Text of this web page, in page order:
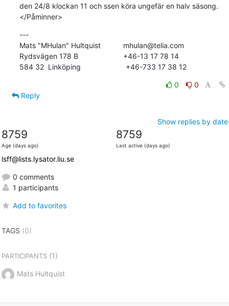
den 24/8 klockan 11 och ssen köra ungefär en halv säsong.
</Påminner>
---
Mats "MHulan" Hultquist           mhulan@telia.com
Rydsvägen 178 B                      +46-13 17 78 14
584 32  Linköping                      +46-733 17 38 12
0
0
Reply
Show replies by date
8759
Age (days ago)
8759
Last active (days ago)
lsff@lists.lysator.liu.se
0 comments
1 participants
Add to favorites
TAGS (0)
PARTICIPANTS(1)
Mats Hultquist